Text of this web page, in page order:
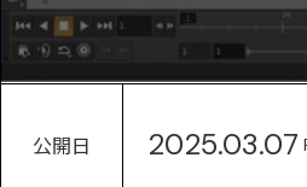
公開日 2025.03.07